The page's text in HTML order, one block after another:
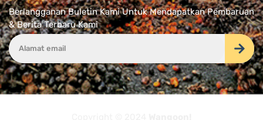
Berlangganan Buletin Kami Untuk Mendapatkan Pembaruan
& Berita Terbaru Kami